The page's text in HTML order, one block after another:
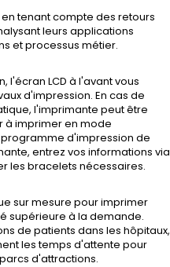
tenant compte des retours
leurs applications
et processus métier.
l'écran LCD à l'avant vous
d'impression. En cas de
l'imprimante peut être
à imprimer en mode
d'impression de
entrez vos informations via
les bracelets nécessaires.
sur mesure pour imprimer
supérieure à la demande.
de patients dans les hôpitaux,
les temps d'attente pour
d'attractions.